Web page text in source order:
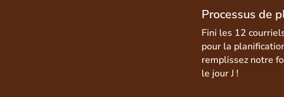
Processus de
Fini les 12
pour la
remplissez notre
le jour J !